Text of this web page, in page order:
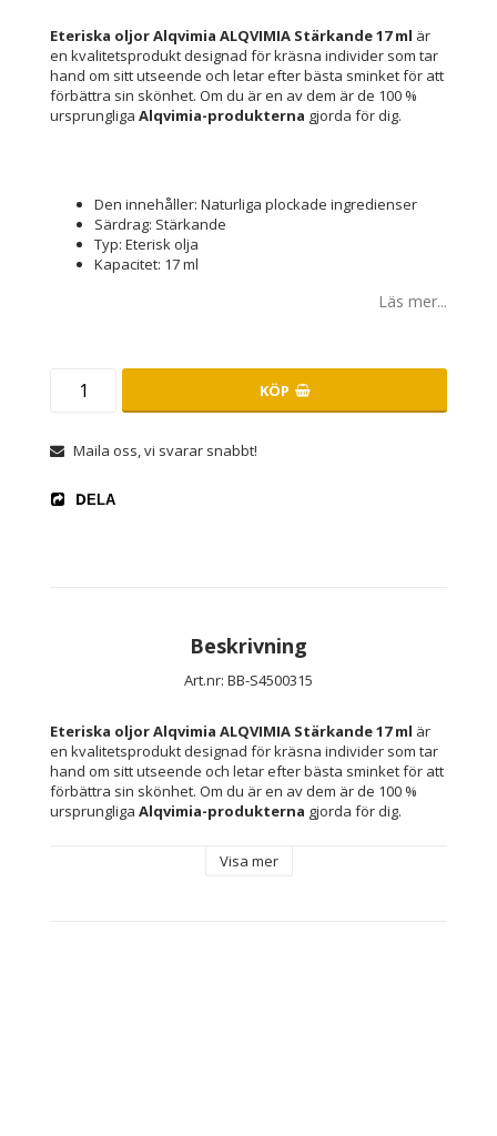
Eteriska oljor Alqvimia ALQVIMIA Stärkande 17 ml är
en kvalitetsprodukt designad för kräsna individer som tar
hand om sitt utseende och letar efter bästa sminket för att
förbättra sin skönhet. Om du är en av dem är de 100 %
ursprungliga Alqvimia-produkterna gjorda för dig.
Den innehåller: Naturliga plockade ingredienser
Särdrag: Stärkande
Typ: Eterisk olja
Kapacitet: 17 ml
Läs mer...
KÖP
Maila oss, vi svarar snabbt!
DELA
Beskrivning
Art.nr: BB-S4500315
Eteriska oljor Alqvimia ALQVIMIA Stärkande 17 ml är
en kvalitetsprodukt designad för kräsna individer som tar
hand om sitt utseende och letar efter bästa sminket för att
förbättra sin skönhet. Om du är en av dem är de 100 %
ursprungliga Alqvimia-produkterna gjorda för dig.
Visa mer